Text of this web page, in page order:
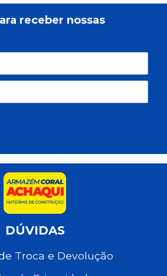
receber nossas
DÚVIDAS
Troca e Devolução